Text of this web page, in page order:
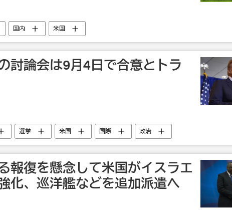
国内 米国
討論会は9月4日で合意とトラ
選挙 米国 国際 政治
報復を懸念して米国がイスラエ
化、巡洋艦などを追加派遣へ